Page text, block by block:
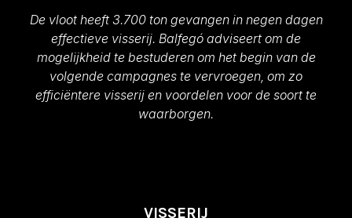
De vloot heeft 3.700 ton gevangen in negen dagen
effectieve visserij. Balfegó adviseert om de
mogelijkheid te bestuderen om het begin van de
volgende campagnes te vervroegen, om zo
efficiëntere visserij en voordelen voor de soort te
waarborgen.
VISSERIJ